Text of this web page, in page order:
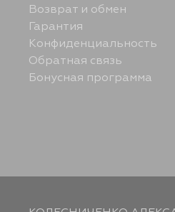
Возврат и обмен
Гарантия
Конфиденциальность
Обратная связь
Бонусная программа